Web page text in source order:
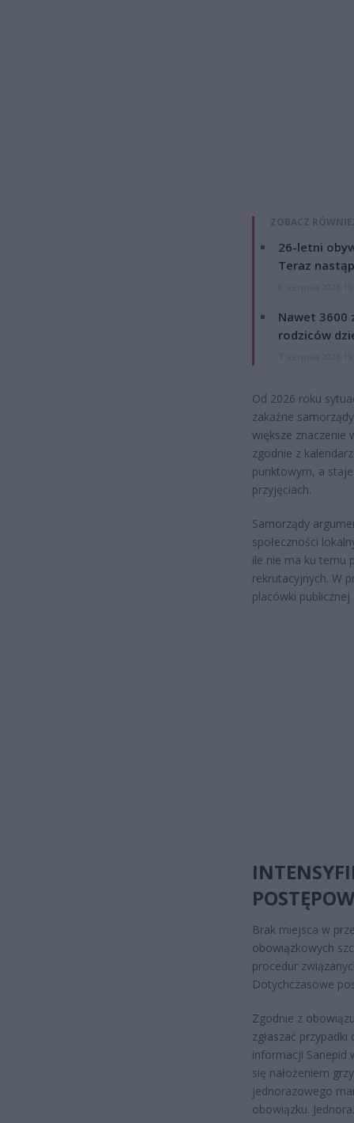
ZOBACZ
26-letni
Teraz
Nawet 3600
rodziców
Od 2026 roku
zakaźne
większe znaczenie
zgodnie z
punktowym, a
przyjęciach.
Samorządy
społeczności
ile nie ma ku temu
rekrutacyjnych. W
placówki
Brak miejsca w
obowiązkowych
procedur
Dotychczasowe
Zgodnie z
zgłaszać
informacji Sanepid
się nałożeniem
jednorazowego
obowiązku.